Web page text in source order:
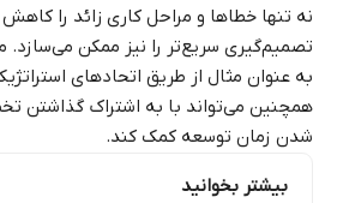
نه تنها خطاها و مراحل کاری زائد را
تصمیم‌گیری سریع‌تر را نیز ممکن می‌سازد.
به عنوان مثال از طریق اتحادهای
همچنین می‌تواند با به اشتراک گذاشتن
شدن زمان توسعه کمک کند.
بیشتر بخوانید